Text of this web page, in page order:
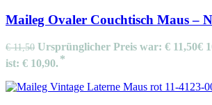
Maileg Ovaler Couchtisch Maus –
€11,50 Ursprünglicher Preis war: € 11,50€
ist: € 10,90.